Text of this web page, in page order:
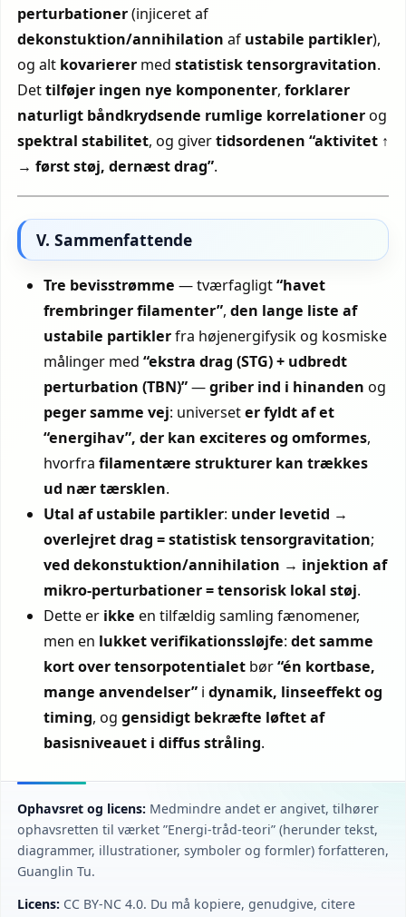
perturbationer(injiceret af
dekonstuktion/annihilation af ustabile partikler),
og alt kovarierer med statistisk tensorgravitation.
Dettilføjer ingen nye komponenter, forklarer
naturligt båndkrydsende rumlige korrelationer og
spektral stabilitet, og givertidsordenen “aktivitet ↑
→ først støj, dernæst drag”.
V. Sammenfattende
Tre bevisstrømme — tværfagligt“havet
frembringer filamenter”,den lange liste af
ustabile partiklerfra højenergifysik og kosmiske
målinger med“ekstra drag (STG) + udbredt
perturbation (TBN)”—griber ind i hinanden og
peger samme vej: universeter fyldt af et
“energihav”, der kan exciteres og omformes,
hvorfrafilamentære strukturer kan trækkes
ud nær tærsklen.
Utal af ustabile partikler: under levetid →
overlejret drag = statistisk tensorgravitation;
ved dekonstuktion/annihilation → injektion af
mikro-perturbationer = tensorisk lokal støj.
Dette er ikke en tilfældig samling fænomener,
men en lukket verifikationssløjfe:det samme
kort over tensorpotentialet bør“én kortbase,
mange anvendelser” idynamik, linseeffekt og
timing, oggensidigt bekræfte løftet af
basisniveauet i diffus stråling.
Ophavsret og licens: Medmindre andet er angivet, tilhører
ophavsretten til værket ”Energi-tråd-teori” (herunder tekst,
diagrammer, illustrationer, symboler og formler) forfatteren,
Guanglin Tu.
Licens: CC BY‑NC 4.0. Du må kopiere, genudgive, citere